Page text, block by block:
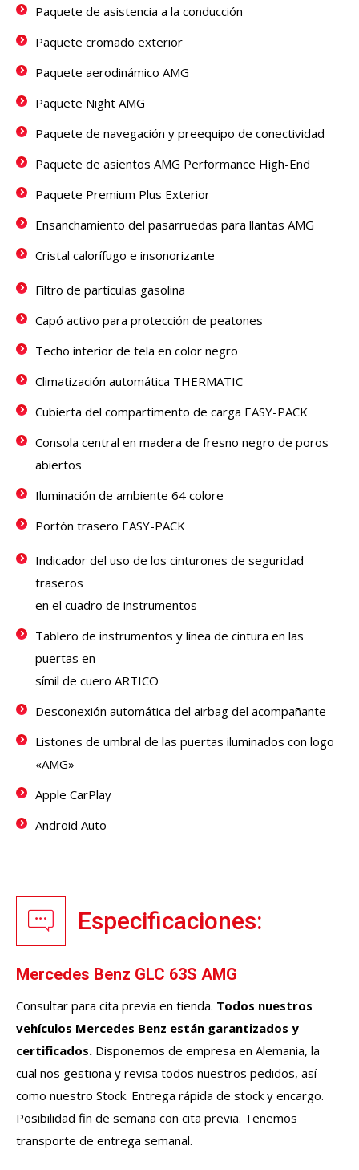
Paquete de asistencia a la conducción
Paquete cromado exterior
Paquete aerodinámico AMG
Paquete Night AMG
Paquete de navegación y preequipo de conectividad
Paquete de asientos AMG Performance High-End
Paquete Premium Plus Exterior
Ensanchamiento del pasarruedas para llantas AMG
Cristal calorífugo e insonorizante
Filtro de partículas gasolina
Capó activo para protección de peatones
Techo interior de tela en color negro
Climatización automática THERMATIC
Cubierta del compartimento de carga EASY-PACK
Consola central en madera de fresno negro de poros
abiertos
Iluminación de ambiente 64 colore
Portón trasero EASY-PACK
Indicador del uso de los cinturones de seguridad
traseros
en el cuadro de instrumentos
Tablero de instrumentos y línea de cintura en las
puertas en
símil de cuero ARTICO
Desconexión automática del airbag del acompañante
Listones de umbral de las puertas iluminados con logo
«AMG»
Apple CarPlay
Android Auto
Especificaciones:
Mercedes Benz GLC 63S AMG
Consultar para cita previa en tienda. Todos nuestros
vehículos Mercedes Benz están garantizados y
certificados. Disponemos de empresa en Alemania, la
cual nos gestiona y revisa todos nuestros pedidos, así
como nuestro Stock. Entrega rápida de stock y encargo.
Posibilidad fin de semana con cita previa. Tenemos
transporte de entrega semanal.